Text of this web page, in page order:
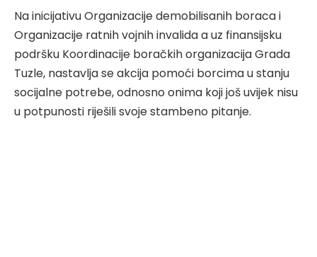
Na inicijativu Organizacije demobilisanih boraca i
Organizacije ratnih vojnih invalida a uz finansijsku
podršku Koordinacije boračkih organizacija Grada
Tuzle, nastavlja se akcija pomoći borcima u stanju
socijalne potrebe, odnosno onima koji još uvijek nisu
u potpunosti riješili svoje stambeno pitanje.